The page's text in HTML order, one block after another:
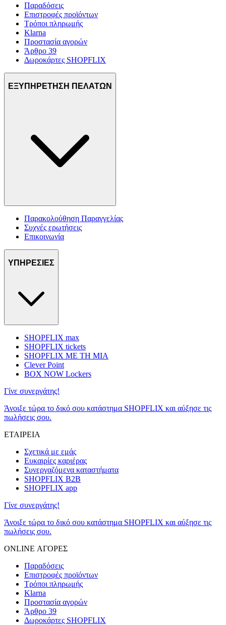
Παραδόσεις
Επιστροφές προϊόντων
Τρόποι πληρωμής
Klarna
Προστασία αγορών
Άρθρο 39
Δωροκάρτες SHOPFLIX
ΕΞΥΠΗΡΕΤΗΣΗ ΠΕΛΑΤΩΝ
Παρακολούθηση Παραγγελίας
Συχνές ερωτήσεις
Επικοινωνία
ΥΠΗΡΕΣΙΕΣ
SHOPFLIX max
SHOPFLIX tickets
SHOPFLIX ΜΕ ΤΗ ΜΙΑ
Clever Point
BOX NOW Lockers
Γίνε συνεργάτης!
Άνοιξε τώρα το δικό σου κατάστημα SHOPFLIX και αύξησε τις
πωλήσεις σου.
ΕΤΑΙΡΕΙΑ
Σχετικά με εμάς
Ευκαιρίες καριέρας
Συνεργαζόμενα καταστήματα
SHOPFLIX B2B
SHOPFLIX app
Γίνε συνεργάτης!
Άνοιξε τώρα το δικό σου κατάστημα SHOPFLIX και αύξησε τις
πωλήσεις σου.
ONLINE ΑΓΟΡΕΣ
Παραδόσεις
Επιστροφές προϊόντων
Τρόποι πληρωμής
Klarna
Προστασία αγορών
Άρθρο 39
Δωροκάρτες SHOPFLIX